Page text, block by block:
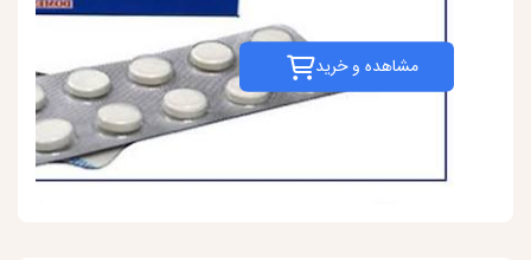
مشاهده و خرید